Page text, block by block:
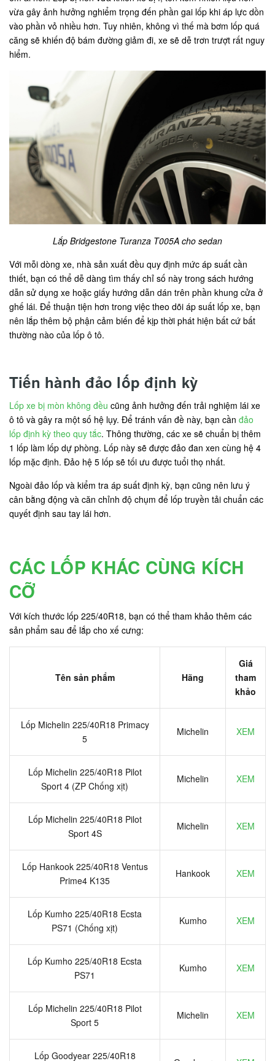
vừa gây ảnh hưởng nghiểm trọng đến phần gai lốp khi áp lực dồn
vào phần vỏ nhiều hơn. Tuy nhiên, không vì thế mà bơm lốp quá
căng sẽ khiến độ bám đường giảm đi, xe sẽ dễ trơn trượt rất nguy
hiểm.
Lắp Bridgestone Turanza T005A cho sedan
Với mỗi dòng xe, nhà sản xuất đều quy định mức áp suất cần
thiết, bạn có thể dễ dàng tìm thấy chỉ số này trong sách hướng
dẫn sử dụng xe hoặc giấy hướng dẫn dán trên phần khung cửa ở
ghế lái. Để thuận tiện hơn trong việc theo dõi áp suất lốp xe, bạn
nên lắp thêm bộ phận cảm biến để kịp thời phát hiện bất cứ bất
thường nào của lốp ô tô.
Tiến hành đảo lốp định kỳ
Lốp xe bị mòn không đều cũng ảnh hưởng đến trải nghiệm lái xe
ô tô và gây ra một số hệ lụy. Để tránh vấn đề này, bạn cần đảo
lốp định kỳ theo quy tắc. Thông thường, các xe sẽ chuẩn bị thêm
1 lốp làm lốp dự phòng. Lốp này sẽ được đảo đan xen cùng hệ 4
lốp mặc định. Đảo hệ 5 lốp sẽ tối ưu được tuổi thọ nhất.
Ngoài đảo lốp và kiểm tra áp suất định kỳ, bạn cũng nên lưu ý
cân bằng động và căn chỉnh độ chụm để lốp truyền tải chuẩn các
quyết định sau tay lái hơn.
CÁC LỐP KHÁC CÙNG KÍCH
CỠ
Với kích thước lốp 225/40R18, bạn có thể tham khảo thêm các
sản phẩm sau để lắp cho xế cưng:
Tên sản phẩm Hãng
Giá
tham
khảo
Lốp Michelin 225/40R18 Primacy
5
Michelin XEM
Lốp Michelin 225/40R18 Pilot
Sport 4 (ZP Chống xịt)
Michelin XEM
Lốp Michelin 225/40R18 Pilot
Sport 4S
Michelin XEM
Lốp Hankook 225/40R18 Ventus
Prime4 K135
Hankook XEM
Lốp Kumho 225/40R18 Ecsta
PS71 (Chống xịt)
Kumho XEM
Lốp Kumho 225/40R18 Ecsta
PS71
Kumho XEM
Lốp Michelin 225/40R18 Pilot
Sport 5
Michelin XEM
Lốp Goodyear 225/40R18